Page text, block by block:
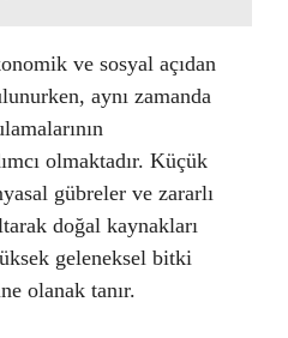
ve sosyal açıdan
aynı zamanda
olmaktadır. Küçük
gübreler ve zararlı
doğal kaynakları
geleneksel bitki
olanak tanır.